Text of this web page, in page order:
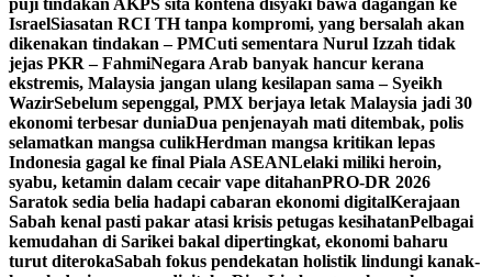
puji tindakan AKPS sita kontena disyaki bawa dagangan ke
IsraelSiasatan RCI TH tanpa kompromi, yang bersalah akan
dikenakan tindakan – PMCuti sementara Nurul Izzah tidak
jejas PKR – FahmiNegara Arab banyak hancur kerana
ekstremis, Malaysia jangan ulang kesilapan sama – Syeikh
WazirSebelum sepenggal, PMX berjaya letak Malaysia jadi 30
ekonomi terbesar duniaDua penjenayah mati ditembak, polis
selamatkan mangsa culikHerdman mangsa kritikan lepas
Indonesia gagal ke final Piala ASEANLelaki miliki heroin,
syabu, ketamin dalam cecair vape ditahanPRO-DR 2026
Saratok sedia belia hadapi cabaran ekonomi digitalKerajaan
Sabah kenal pasti pakar atasi krisis petugas kesihatanPelbagai
kemudahan di Sarikei bakal dipertingkat, ekonomi baharu
turut diterokaSabah fokus pendekatan holistik lindungi kanak-